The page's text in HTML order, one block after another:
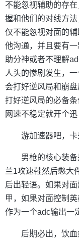
不能忽视辅助的存
握和他们的对线方
仅不能忽视对面的
他沟通，并且要有
助分神或者不理解
人头的惨剧发生，
会打好逆风局和崩
打好逆风局的必备
网速不稳定就开个迅
游加速器吧，卡
男枪的核心装
兰1攻速鞋然后憋大
后出轻语。如果对
甲，如果对面控制
作为一个adc输出一
后期必出，饮血